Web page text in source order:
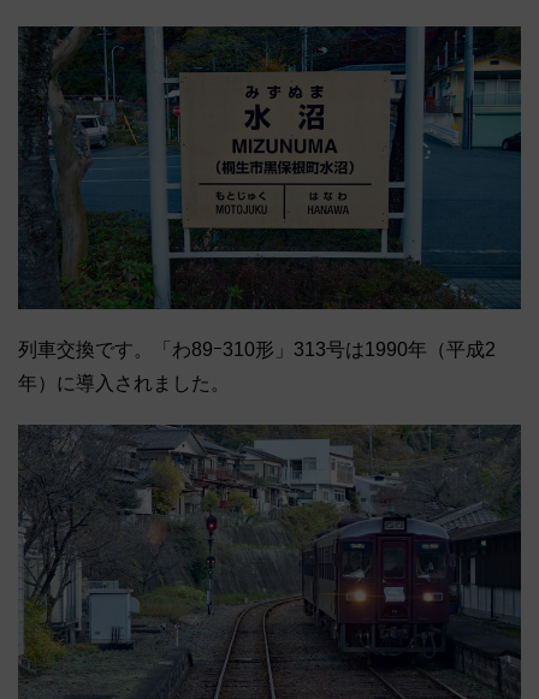
列車交換です。「わ89ｰ310形」313号は1990年（平成2
年）に導入されました。